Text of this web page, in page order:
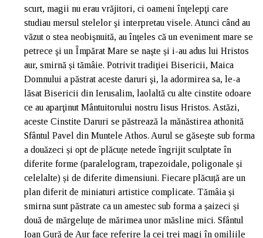
scurt, magii nu erau vrăjitori, ci oameni înţelepţi care
studiau mersul stelelor şi interpretau visele. Atunci când au
văzut o stea neobişnuită, au înţeles că un eveniment mare se
petrece şi un Împărat Mare se naşte și i-au adus lui Hristos
aur, smirnă și tămâie. Potrivit tradiţiei Bisericii, Maica
Domnului a păstrat aceste daruri şi, la adormirea sa, le-a
lăsat Bisericii din Ierusalim, laolaltă cu alte cinstite odoare
ce au aparţinut Mântuitorului nostru Iisus Hristos. Astăzi,
aceste Cinstite Daruri se păstrează la mănăstirea athonită
Sfântul Pavel din Muntele Athos. Aurul se găsește sub forma
a douăzeci și opt de plăcuțe netede îngrijit sculptate în
diferite forme (paralelogram, trapezoidale, poligonale și
celelalte) și de diferite dimensiuni. Fiecare plăcuță are un
plan diferit de miniaturi artistice complicate. Tămâia și
smirna sunt păstrate ca un amestec sub forma a șaizeci și
două de mărgeluțe de mărimea unor măsline mici. Sfântul
Ioan Gură de Aur face referire la cei trei magi în omiliile